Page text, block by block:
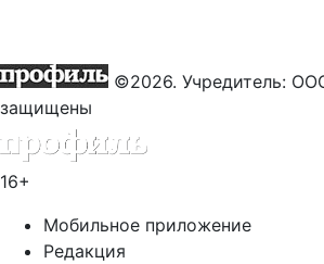
©2026. Учредитель:
защищены
16+
Мобильное приложение
Редакция